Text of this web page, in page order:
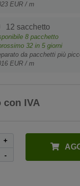
EUR / m
12 sacchetto
8 pacchetto
32 in 5 giorni
da pacchetti più
EUR / m
con IVA
+
-